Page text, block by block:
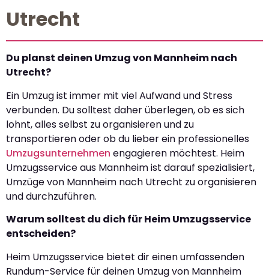
Utrecht
Du planst deinen Umzug von Mannheim nach
Utrecht?
Ein Umzug ist immer mit viel Aufwand und Stress
verbunden. Du solltest daher überlegen, ob es sich
lohnt, alles selbst zu organisieren und zu
transportieren oder ob du lieber ein professionelles
Umzugsunternehmen engagieren möchtest. Heim
Umzugsservice aus Mannheim ist darauf spezialisiert,
Umzüge von Mannheim nach Utrecht zu organisieren
und durchzuführen.
Warum solltest du dich für Heim Umzugsservice
entscheiden?
Heim Umzugsservice bietet dir einen umfassenden
Rundum-Service für deinen Umzug von Mannheim